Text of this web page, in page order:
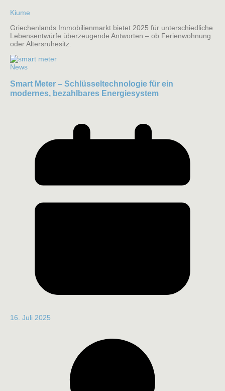
Kiume
Griechenlands Immobilienmarkt bietet 2025 für unterschiedliche
Lebensentwürfe überzeugende Antworten – ob Ferienwohnung
oder Altersruhesitz.
News
Smart Meter – Schlüsseltechnologie für ein
modernes, bezahlbares Energiesystem
16. Juli 2025